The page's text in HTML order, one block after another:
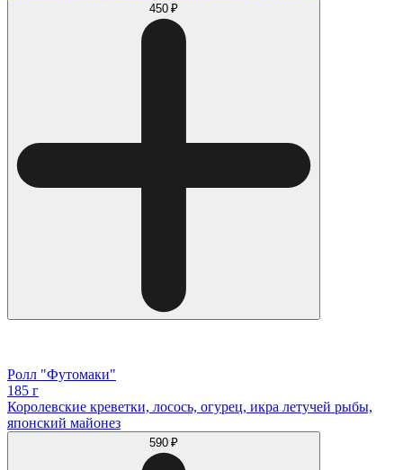
450 ₽
Ролл "Футомаки"
185 г
Королевские креветки, лосось, огурец, икра летучей рыбы,
японский майонез
590 ₽